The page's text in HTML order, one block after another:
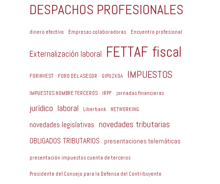
DESPACHOS PROFESIONALES
dinero efectivo Empresas colaboradoras Encuentro profesional
Externalización laboral FETTAF fiscal
FORINVEST FORO DEL ASESOR GIPUZKOA IMPUESTOS
IMPUESTOS NOMBRE TERCEROS IRPF jornadas financieras
jurídico laboral Liberbank NETWORKING
novedades legislativas novedades tributarias
OBLIGADOS TRIBUTARIOS presentaciones telemáticas
presentación impuestos cuenta de terceros
Presidente del Consejo para la Defensa del Contribuyente